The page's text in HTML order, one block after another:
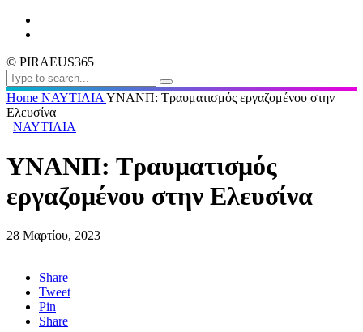
© PIRAEUS365
Home ΝΑΥΤΙΛΙΑ ΥΝΑΝΠ: Τραυματισμός εργαζομένου στην
Ελευσίνα
ΝΑΥΤΙΛΙΑ
ΥΝΑΝΠ: Τραυματισμός
εργαζομένου στην Ελευσίνα
28 Μαρτίου, 2023
Share
Tweet
Pin
Share